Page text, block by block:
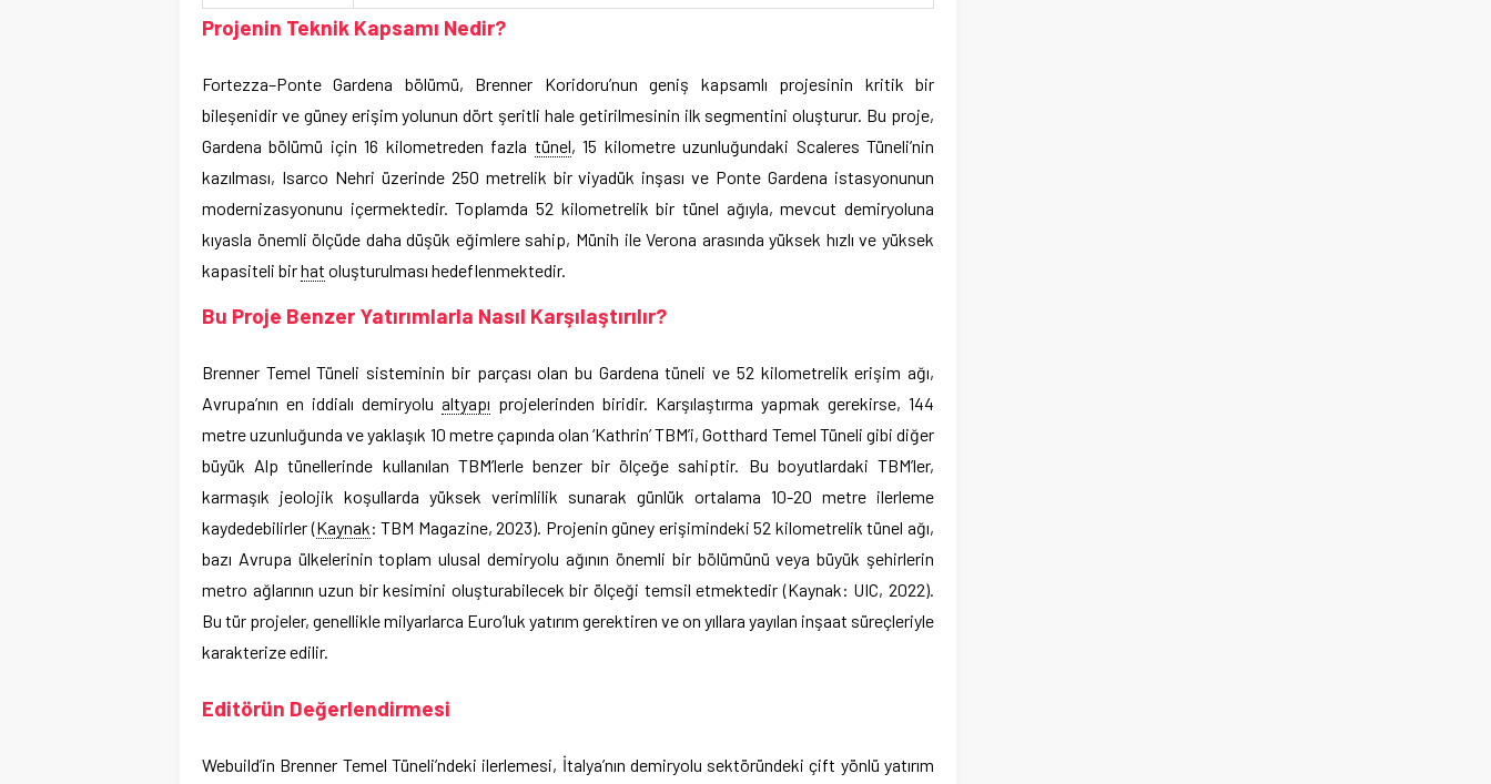
Projenin Teknik Kapsamı Nedir?
Fortezza–Ponte Gardena bölümü, Brenner Koridoru’nun geniş kapsamlı projesinin kritik bir
bileşenidir ve güney erişim yolunun dört şeritli hale getirilmesinin ilk segmentini oluşturur. Bu proje,
Gardena bölümü için 16 kilometreden fazla tünel, 15 kilometre uzunluğundaki Scaleres Tüneli’nin
kazılması, Isarco Nehri üzerinde 250 metrelik bir viyadük inşası ve Ponte Gardena istasyonunun
modernizasyonunu içermektedir. Toplamda 52 kilometrelik bir tünel ağıyla, mevcut demiryoluna
kıyasla önemli ölçüde daha düşük eğimlere sahip, Münih ile Verona arasında yüksek hızlı ve yüksek
kapasiteli birhat oluşturulması hedeflenmektedir.
Bu Proje Benzer Yatırımlarla Nasıl Karşılaştırılır?
Brenner Temel Tüneli sisteminin bir parçası olan bu Gardena tüneli ve 52 kilometrelik erişim ağı,
Avrupa’nın en iddialı demiryolu altyapı projelerinden biridir. Karşılaştırma yapmak gerekirse, 144
metre uzunluğunda ve yaklaşık 10 metre çapında olan ‘Kathrin’ TBM’i, Gotthard Temel Tüneli gibi diğer
büyük Alp tünellerinde kullanılan TBM’lerle benzer bir ölçeğe sahiptir. Bu boyutlardaki TBM’ler,
karmaşık jeolojik koşullarda yüksek verimlilik sunarak günlük ortalama 10-20 metre ilerleme
kaydedebilirler (Kaynak: TBM Magazine, 2023). Projenin güney erişimindeki 52 kilometrelik tünel ağı,
bazı Avrupa ülkelerinin toplam ulusal demiryolu ağının önemli bir bölümünü veya büyük şehirlerin
metro ağlarının uzun bir kesimini oluşturabilecek bir ölçeği temsil etmektedir (Kaynak: UIC, 2022).
Bu tür projeler, genellikle milyarlarca Euro’luk yatırım gerektiren ve on yıllara yayılan inşaat süreçleriyle
karakterize edilir.
Editörün Değerlendirmesi
Webuild’in Brenner Temel Tüneli’ndeki ilerlemesi, İtalya’nın demiryolu sektöründeki çift yönlü yatırım